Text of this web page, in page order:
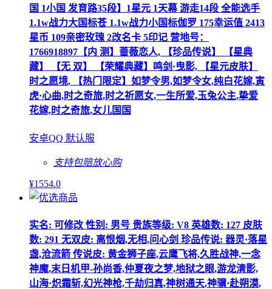
国 1小国 发育路35段】1星元 1天幕 游走14段 全能选手
1.1w战力大国标苍 1.1w战力小国标伽罗 175幸运值 2413
星币 109亲密玫瑰 2改名卡 5印记 营地号：
1766918897【内 测】蔷薇恋人, 【珍品传说】 【星典
藏】 【无 双】 【荣耀典藏】鸣剑·曳影, 【星元皮肤】
时之愿境, 【热门限定】如梦令男,如梦令女,纯白花嫁,寅
虎·心曲,时之奇旅,时之祈愿女,一生所爱,玉兔公主,挚爱
花嫁,时之奇旅,女儿国国
安卓QQ 默认服
支持包赔放心购
¥1554.0
实名: 可修改 性别: 男号 贵族等级: V8 英雄数: 127 皮肤
数: 291 无双皮: 离恨烟,无相,问心剑 珍品传说: 器灵·落星
盏,沧流箭 传说皮: 黄金狮子座,云鹰飞将,久胜战神,一念
神魔,末日机甲-孙尚香,仲夏夜之梦,地狱之眼,游龙清影,
山海·炽霜斩,幻光神枪,千劫归真,神树通天,神骥·赴朔漠,